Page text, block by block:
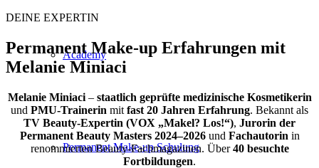
Academy
Permanent Make-up Schulung
DEINE EXPERTIN
Permanent Make-up Erfahrungen mit
Melanie Miniaci
Melanie Miniaci– staatlich geprüfte medizinische Kosmetikerin
und PMU-Trainerin mit fast 20 Jahren Erfahrung. Bekannt als
TV Beauty-Expertin (VOX „Makel? Los!“), Jurorin der
Permanent Beauty Masters 2024–2026und Fachautorin in
renommierten Beauty-Fachmagazinen. Über40 besuchte
Fortbildungen.